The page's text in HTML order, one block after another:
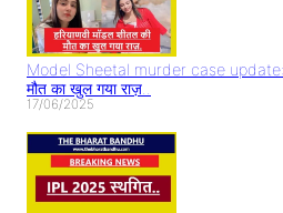
Model Sheetal murder case update:
मौत का खुल गया राज़..
17/06/2025